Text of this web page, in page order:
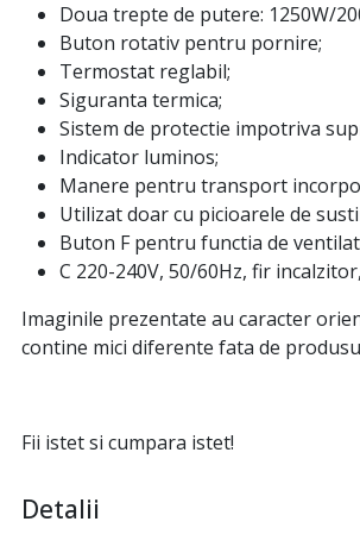
Doua trepte de putere: 1250W/
Buton rotativ pentru pornire;
Termostat reglabil;
Siguranta termica;
Sistem de protectie impotriva
Indicator luminos;
Manere pentru transport
Utilizat doar cu picioarele de
Buton F pentru functia de
C 220-240V, 50/60Hz, fir
Imaginile prezentate au caracter
contine mici diferente fata de
Fii istet si cumpara istet!
Detalii